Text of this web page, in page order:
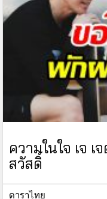
ความในใจ เจ
สวัสดิ์
ดาราไทย